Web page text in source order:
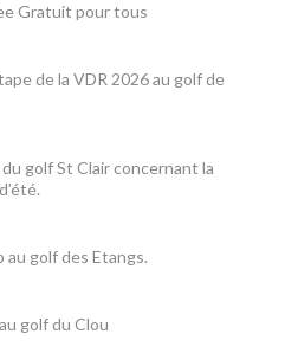
Gratuit pour tous
de la VDR 2026 au golf de
golf St Clair concernant la
au golf des Etangs.
golf du Clou